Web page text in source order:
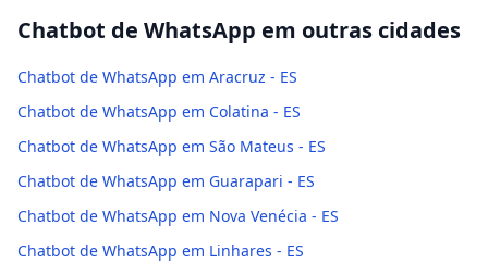
Chatbot de WhatsApp em outras cidades
Chatbot de WhatsApp em Aracruz - ES
Chatbot de WhatsApp em Colatina - ES
Chatbot de WhatsApp em São Mateus - ES
Chatbot de WhatsApp em Guarapari - ES
Chatbot de WhatsApp em Nova Venécia - ES
Chatbot de WhatsApp em Linhares - ES